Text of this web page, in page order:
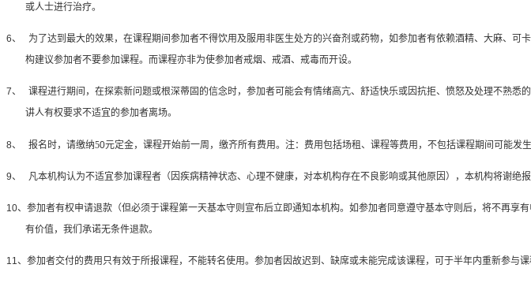
或人士进行治疗。
6、
为了达到最大的效果，在课程期间参加者不得饮用及服用非医生处方的兴奋剂或药物，如参加者有依赖酒精、大麻、
构建议参加者不要参加课程。而课程亦非为使参加者戒烟、戒酒、戒毒而开设。
7、
课程进行期间，在探索新问题或根深蒂固的信念时，参加者可能会有情绪高亢、舒适快乐或因抗拒、愤怒及处理不熟
讲人有权要求不适宜的参加者离场。
8、 报名时，请缴纳50元定金，课程开始前一周，缴齐所有费用。注：费用包括场租、课程等费用，不包括课程期间可能发生
9、 凡本机构认为不适宜参加课程者（因疾病精神状态、心理不健康，对本机构存在不良影响或其他原因），本机构将谢绝报
10、 参加者有权申请退款（但必须于课程第一天基本守则宣布后立即通知本机构。如参加者同意遵守基本守则后，将不再享
有价值，我们承诺无条件退款。
11、 参加者交付的费用只有效于所报课程，不能转名使用。参加者因故迟到、缺席或未能完成该课程，可于半年内重新参与课